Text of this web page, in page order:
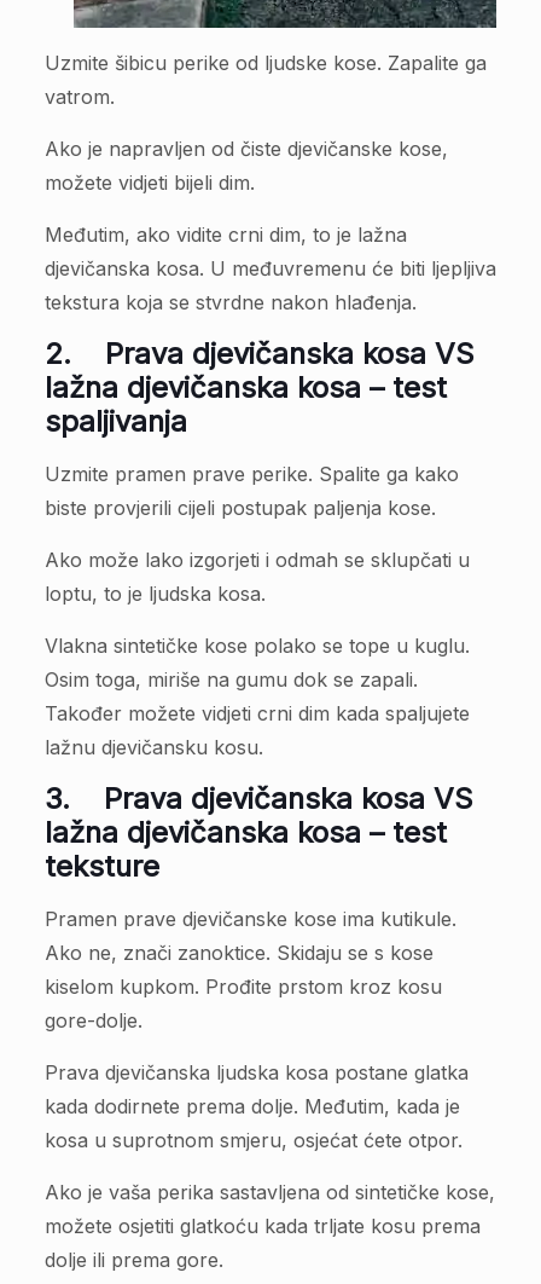
Uzmite šibicu perike od ljudske kose. Zapalite ga
vatrom.
Ako je napravljen od čiste djevičanske kose,
možete vidjeti bijeli dim.
Međutim, ako vidite crni dim, to je lažna
djevičanska kosa. U međuvremenu će biti ljepljiva
tekstura koja se stvrdne nakon hlađenja.
2. Prava djevičanska kosa VS
lažna djevičanska kosa – test
spaljivanja
Uzmite pramen prave perike. Spalite ga kako
biste provjerili cijeli postupak paljenja kose.
Ako može lako izgorjeti i odmah se sklupčati u
loptu, to je ljudska kosa.
Vlakna sintetičke kose polako se tope u kuglu.
Osim toga, miriše na gumu dok se zapali.
Također možete vidjeti crni dim kada spaljujete
lažnu djevičansku kosu.
3. Prava djevičanska kosa VS
lažna djevičanska kosa – test
teksture
Pramen prave djevičanske kose ima kutikule.
Ako ne, znači zanoktice. Skidaju se s kose
kiselom kupkom. Prođite prstom kroz kosu
gore-dolje.
Prava djevičanska ljudska kosa postane glatka
kada dodirnete prema dolje. Međutim, kada je
kosa u suprotnom smjeru, osjećat ćete otpor.
Ako je vaša perika sastavljena od sintetičke kose,
možete osjetiti glatkoću kada trljate kosu prema
dolje ili prema gore.